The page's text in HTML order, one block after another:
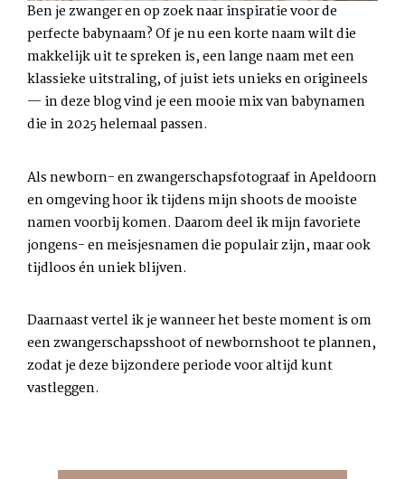
Ben je zwanger en op zoek naar inspiratie voor de
perfecte babynaam? Of je nu een korte naam wilt die
makkelijk uit te spreken is, een lange naam met een
klassieke uitstraling, of juist iets unieks en origineels
— in deze blog vind je een mooie mix van babynamen
die in 2025 helemaal passen.
Als newborn- en zwangerschapsfotograaf in Apeldoorn
en omgeving hoor ik tijdens mijn shoots de mooiste
namen voorbij komen. Daarom deel ik mijn favoriete
jongens- en meisjesnamen die populair zijn, maar ook
tijdloos én uniek blijven.
Daarnaast vertel ik je wanneer het beste moment is om
een zwangerschapsshoot of newbornshoot te plannen,
zodat je deze bijzondere periode voor altijd kunt
vastleggen.